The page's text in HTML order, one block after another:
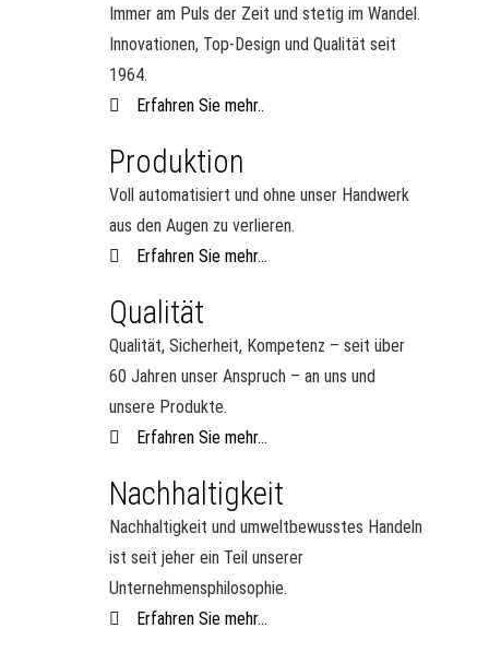
Immer am Puls der Zeit und stetig im Wandel.
Innovationen, Top-Design und Qualität seit
1964.
Erfahren Sie mehr..
Produktion
Voll automatisiert und ohne unser Handwerk
aus den Augen zu verlieren.
Erfahren Sie mehr...
Qualität
Qualität, Sicherheit, Kompetenz – seit über
60 Jahren unser Anspruch – an uns und
unsere Produkte.
Erfahren Sie mehr...
Nachhaltigkeit
Nachhaltigkeit und umweltbewusstes Handeln
ist seit jeher ein Teil unserer
Unternehmensphilosophie.
Erfahren Sie mehr...